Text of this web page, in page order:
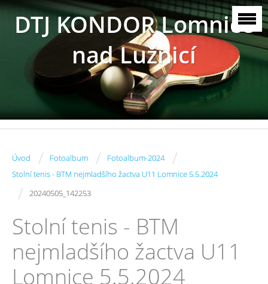
DTJ KONDOR Lomnice
nad Lužnicí
Úvod / Fotoalbum / Fotoalbum-2024 /
Stolní tenis - BTM nejmladšího žactva U11 Lomnice 5.5.2024
/ 20240505_142253
Stolní tenis - BTM
nejmladšího žactva U11
Lomnice 5.5.2024